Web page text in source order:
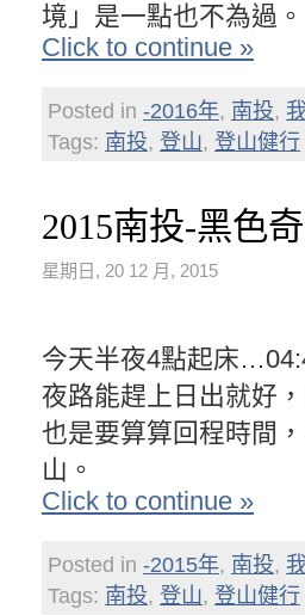
境」是一點也不為過。
Click to continue »
Posted in -2016年, 南投,
Tags: 南投, 登山, 登山健行
2015南投-黑色
星期日, 20 12 月, 2015
今天半夜4點起床
夜路能趕上日出就好
也是要算算回程時間
山。
Click to continue »
Posted in -2015年, 南投,
Tags: 南投, 登山, 登山健行